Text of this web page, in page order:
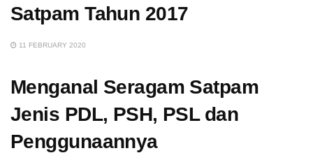
Satpam Tahun 2017
11 FEBRUARY 2020
Menganal Seragam Satpam
Jenis PDL, PSH, PSL dan
Penggunaannya